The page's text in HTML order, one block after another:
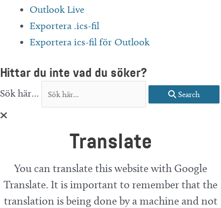
Outlook Live
Exportera .ics-fil
Exportera ics-fil för Outlook
Hittar du inte vad du söker?
Sök här... Search
Translate
You can translate this website with Google
Translate. It is important to remember that the
translation is being done by a machine and not